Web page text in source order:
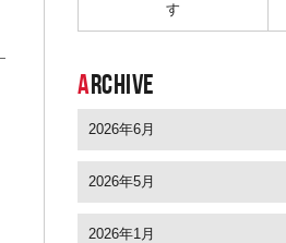
す
ARCHIVE
2026年6月
2026年5月
2026年1月